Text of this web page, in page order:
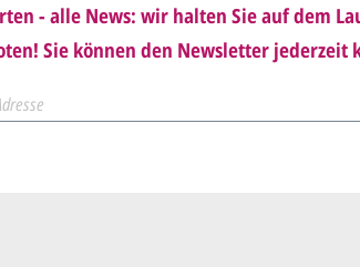
Sie
Wir
- alle News: wir halten Sie auf dem
Sie können den Newsletter jederzeit